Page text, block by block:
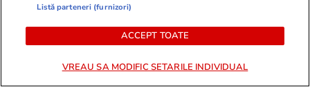
Listă parteneri (furnizori)
ACCEPT TOATE
VREAU SA MODIFIC SETARILE INDIVIDUAL